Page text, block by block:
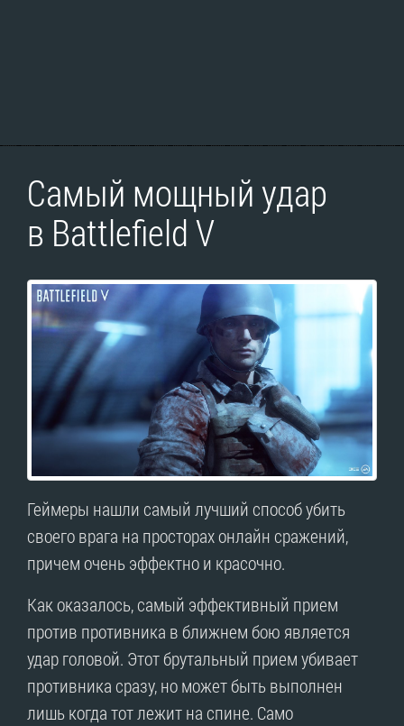
Самый мощный удар
в Battlefield V
Геймеры нашли самый лучший способ убить
своего врага на просторах онлайн сражений,
причем очень эффектно и красочно.
Как оказалось, самый эффективный прием
против противника в ближнем бою является
удар головой. Этот брутальный прием убивает
противника сразу, но может быть выполнен
лишь когда тот лежит на спине. Само